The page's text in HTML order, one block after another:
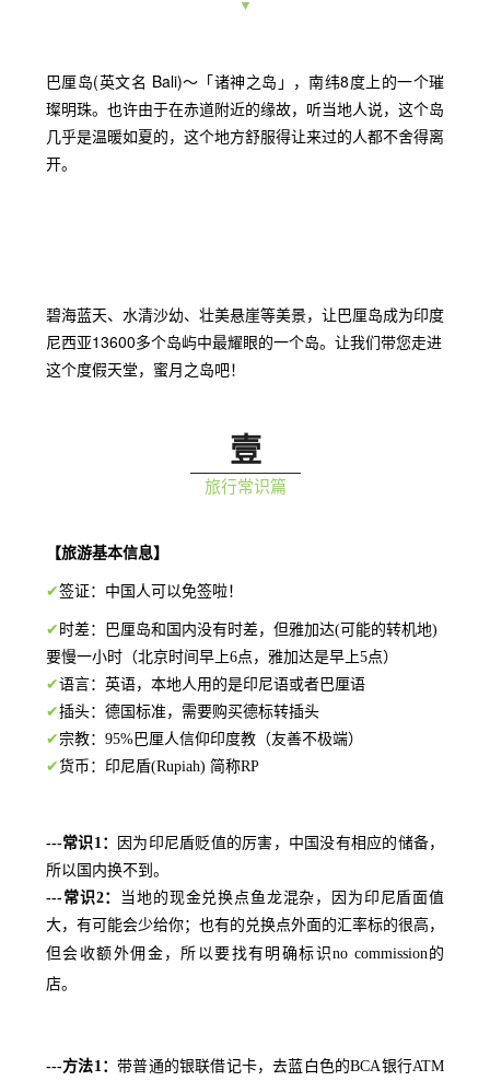
巴厘岛(英文名 Bali)～「诸神之岛」，南纬8度上的一个璀
璨明珠。也许由于在赤道附近的缘故，听当地人说，这个岛
几乎是温暖如夏的，这个地方舒服得让来过的人都不舍得离
开。
碧海蓝天、水清沙幼、壮美悬崖等美景，让巴厘岛成为印度
尼西亚13600多个岛屿中最耀眼的一个岛。让我们带您走进
这个度假天堂，蜜月之岛吧！
壹
旅行常识篇
【旅游基本信息】
✔签证：中国人可以免签啦！
✔ 时差：巴厘岛和国内没有时差，但雅加达(可能的转机地)
要慢一小时（北京时间早上6点，雅加达是早上5点）
✔语言：英语，本地人用的是印尼语或者巴厘语
✔插头：德国标准，需要购买德标转插头
✔宗教：95%巴厘人信仰印度教（友善不极端）
✔ 货币：印尼盾(Rupiah) 简称RP
---常识1：
因为印尼盾贬值的厉害，中国没有相应的储备，
所以国内换不到。
---常识2： 当地的现金兑换点鱼龙混杂，因为印尼盾面值
大，有可能会少给你；也有的兑换点外面的汇率标的很高，
但会收额外佣金，所以要找有明确标识no commission的
店。
---方法1：带普通的银联借记卡，去蓝白色的BCA银行ATM